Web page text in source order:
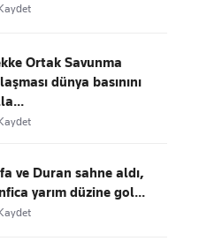
Ortak Savunma
dünya basınını
ve Duran sahne aldı,
yarım düzine gol...